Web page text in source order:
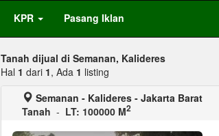
KPR Pasang Iklan
Tanah dijual di Semanan, Kalideres
Hal 1 dari 1, Ada 1 listing
Semanan - Kalideres - Jakarta Barat
Tanah - LT: 100000 M2